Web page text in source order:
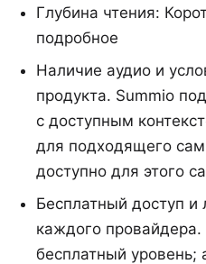
Глубина чтения:
подробное
Наличие аудио и
продукта. Summio
с доступным
для подходящего
доступно для этого
Бесплатный доступ
каждого провайдера.
бесплатный уровень;